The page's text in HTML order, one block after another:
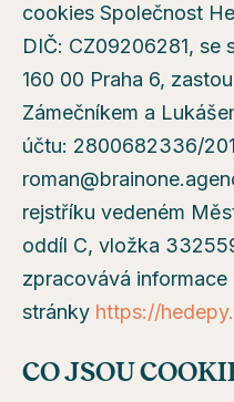
cookies Společnost
DIČ: CZ09206281, se
160 00 Praha 6,
Zámečníkem a
účtu: 2800682336/
rejstříku vedeném
oddíl C, vložka
zpracovává
stránky https://
CO JSOU